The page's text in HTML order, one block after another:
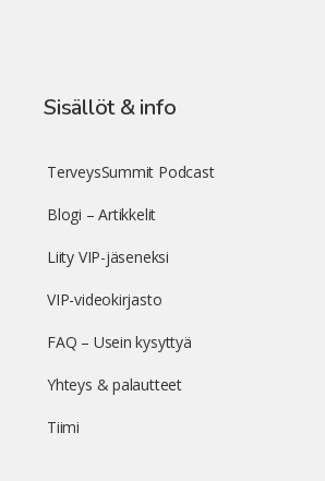
Sisällöt & info
TerveysSummit Podcast
Blogi – Artikkelit
Liity VIP-jäseneksi
VIP-videokirjasto
FAQ – Usein kysyttyä
Yhteys & palautteet
Tiimi